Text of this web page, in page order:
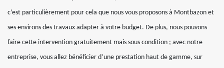
c’est particulièrement pour cela que nous vous proposons à Montbazon et
ses environs des travaux adapter à votre budget. De plus, nous pouvons
faire cette intervention gratuitement mais sous condition ; avec notre
entreprise, vous allez bénéficier d’une prestation haut de gamme, sur